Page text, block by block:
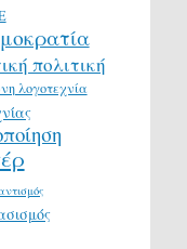
πολιτική
λογοτεχνία